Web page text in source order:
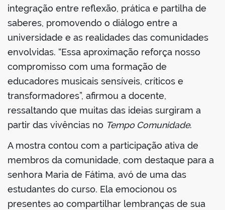
integração entre reflexão, prática e partilha de
saberes, promovendo o diálogo entre a
universidade e as realidades das comunidades
envolvidas. “Essa aproximação reforça nosso
compromisso com uma formação de
educadores musicais sensíveis, críticos e
transformadores”, afirmou a docente,
ressaltando que muitas das ideias surgiram a
partir das vivências no Tempo Comunidade.
A mostra contou com a participação ativa de
membros da comunidade, com destaque para a
senhora Maria de Fátima, avó de uma das
estudantes do curso. Ela emocionou os
presentes ao compartilhar lembranças de sua